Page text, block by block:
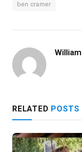
ben cramer
William
RELATED POSTS